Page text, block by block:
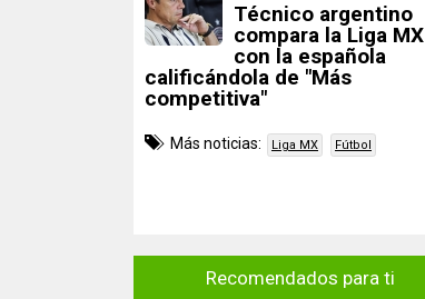
Técnico argentino
compara la Liga MX
con la española
calificándola de "Más
competitiva"
Más noticias: Liga MX Fútbol
Recomendados para ti